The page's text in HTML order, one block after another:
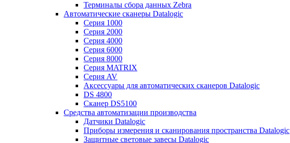
Терминалы сбора данных Zebra
Автоматические сканеры Datalogic
Серия 1000
Серия 2000
Серия 4000
Серия 6000
Серия 8000
Серия MATRIX
Серия AV
Аксессуары для автоматических сканеров Datalogic
DS 4800
Сканер DS5100
Средства автоматизации производства
Датчики Datalogic
Приборы измерения и сканирования пространства Datalogic
Защитные световые завесы Datalogic